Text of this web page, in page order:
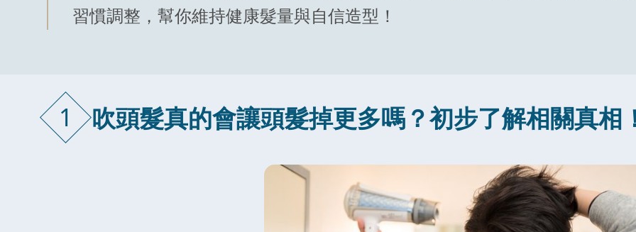
習慣調整，幫你維持健康髮量與自信造型！
1 吹頭髮真的會讓頭髮掉更多嗎？初步了解相關真相